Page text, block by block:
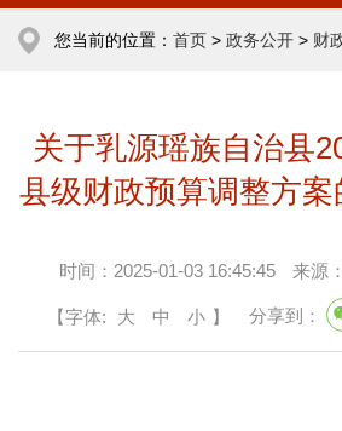
您当前的位置： 首页 > 政务公开 > 财
关于乳源瑶族自治县
县级财政预算调整方
时间： 2025-01-03 16:45:45 来源：
【字体: 大 中 小 】 分享到：